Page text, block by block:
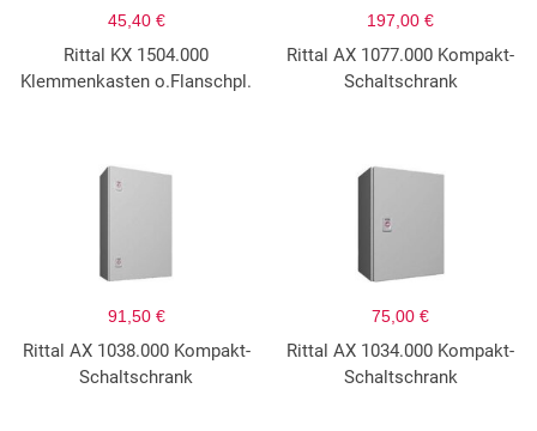
45,40 €
Rittal KX 1504.000
Klemmenkasten o.Flanschpl.
197,00 €
Rittal AX 1077.000 Kompakt-
Schaltschrank
91,50 €
Rittal AX 1038.000 Kompakt-
Schaltschrank
75,00 €
Rittal AX 1034.000 Kompakt-
Schaltschrank